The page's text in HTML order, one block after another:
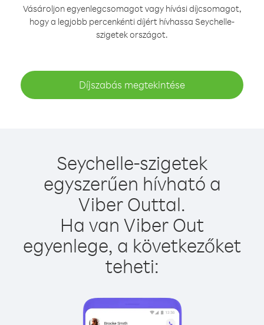
Vásároljon egyenlegcsomagot vagy hívási díjcsomagot,
hogy a legjobb percenkénti díjért hívhassa Seychelle-
szigetek országot.
Díjszabás megtekintése
Seychelle-szigetek
egyszerűen hívható a
Viber Outtal.
Ha van Viber Out
egyenlege, a következőket
teheti: